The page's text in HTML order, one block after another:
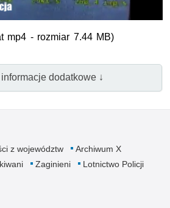
mp4 - rozmiar 7.44 MB)
dodatkowe ↓
z województw
Archiwum X
Zaginieni
Lotnictwo Policji